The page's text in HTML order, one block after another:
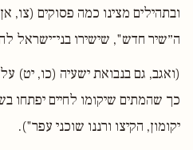
ובתהילים מצינו כמה פסוקים
ה״שיר חדש", שישירו בני־ישראל
(ואגב, גם בנבואת ישעיה (כו, יט)
כך שהמתים שיקומו לחיים יפתחו
יקומון, הקיצו ורננו שוכני עפר").